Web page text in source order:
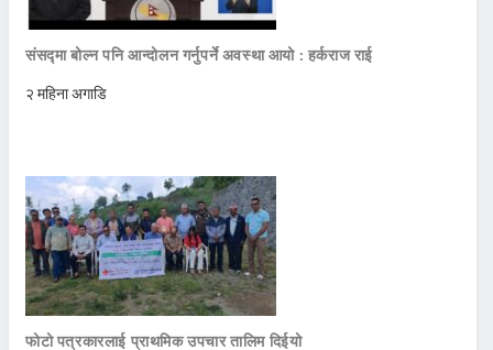
संसद्मा बोल्न पनि आन्दोलन गर्नुपर्ने अवस्था आयो : हर्कराज राई
२ महिना अगाडि
फोटो पत्रकारलाई प्राथमिक उपचार तालिम दिईयो